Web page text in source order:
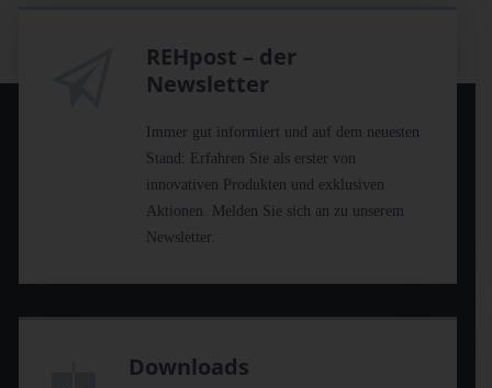
REHpost – der
Newsletter
Immer gut informiert und auf dem neuesten
Stand: Erfahren Sie als erster von
innovativen Produkten und exklusiven
Aktionen. Melden Sie sich an zu unserem
Newsletter.
Downloads